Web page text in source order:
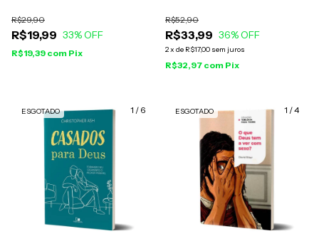
R$19,99
R$29,90
33% OFF
R$19,39 com Pix
R$33,99
R$52,90
36% OFF
2x de R$17,00 sem juros
R$32,97 com Pix
1 / 6
ESGOTADO 1 /4
ESGOTADO